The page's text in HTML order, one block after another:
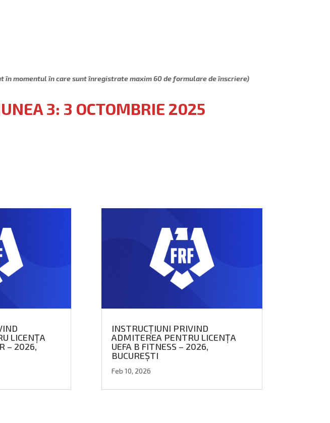
în momentul în care sunt înregistrate maxim 60 de formulare de înscriere)
3: 3 OCTOMBRIE 2025
LICENȚA
– 2026,
INSTRUCȚIUNI PRIVIND
ADMITEREA PENTRU LICENȚA
UEFA B FITNESS – 2026,
BUCUREȘTI
Feb 10, 2026